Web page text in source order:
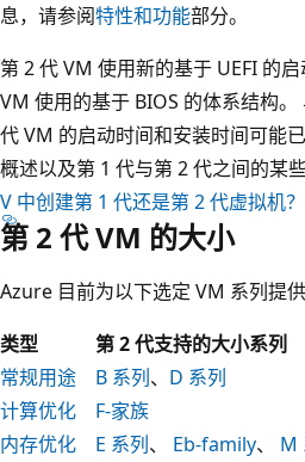
息，请参阅特性和功能部分。
第 2 代 VM 使用新的基于 UEFI 的
VM 使用的基于 BIOS 的体系结构
代 VM 的启动时间和安装时间可能
概述以及第 1 代与第 2 代之间的某
V 中创建第 1 代还是第 2 代虚拟机？
第 2 代 VM 的大小
Azure 目前为以下选定 VM 系列提供
类型
第 2 代支持的大小系列
常规用途
B 系列、 D 系列
计算优化
F-家族
内存优化
E 系列、 Eb-family、 M